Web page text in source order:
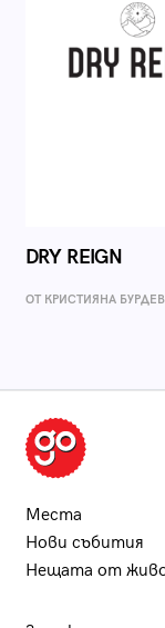
DRY REIGN
ОТ КРИСТИЯНА
Места
Нови събития
Нещата от